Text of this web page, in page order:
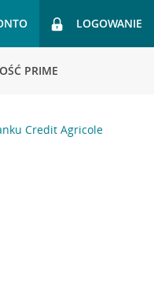
LOGOWANIE
PRIME
Credit Agricole